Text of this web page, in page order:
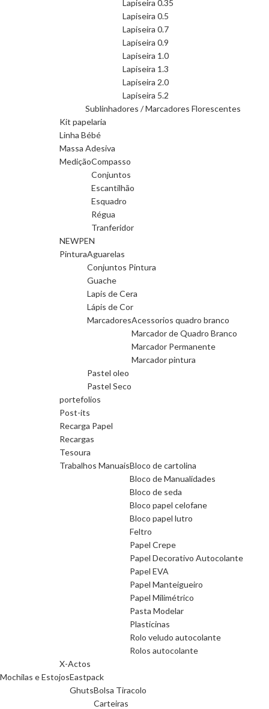
Lapiseira 0.35
Lapiseira 0.5
Lapiseira 0.7
Lapiseira 0.9
Lapiseira 1.0
Lapiseira 1.3
Lapiseira 2.0
Lapiseira 5.2
Sublinhadores / Marcadores Florescentes
Kit papelaria
Linha Bébé
Massa Adesiva
MediçãoCompasso
Conjuntos
Escantilhão
Esquadro
Régua
Tranferidor
NEWPEN
PinturaAguarelas
Conjuntos Pintura
Guache
Lapis de Cera
Lápis de Cor
MarcadoresAcessorios quadro branco
Marcador de Quadro Branco
Marcador Permanente
Marcador pintura
Pastel oleo
Pastel Seco
portefolios
Post-its
Recarga Papel
Recargas
Tesoura
Trabalhos ManuaisBloco de cartolina
Bloco de Manualidades
Bloco de seda
Bloco papel celofane
Bloco papel lutro
Feltro
Papel Crepe
Papel Decorativo Autocolante
Papel EVA
Papel Manteigueiro
Papel Milimétrico
Pasta Modelar
Plasticinas
Rolo veludo autocolante
Rolos autocolante
X-Actos
Mochilas e EstojosEastpack
GhutsBolsa Tiracolo
Carteiras